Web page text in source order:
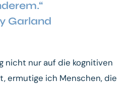
Garland
nicht nur auf die kognitiven
ermutige ich Menschen, die